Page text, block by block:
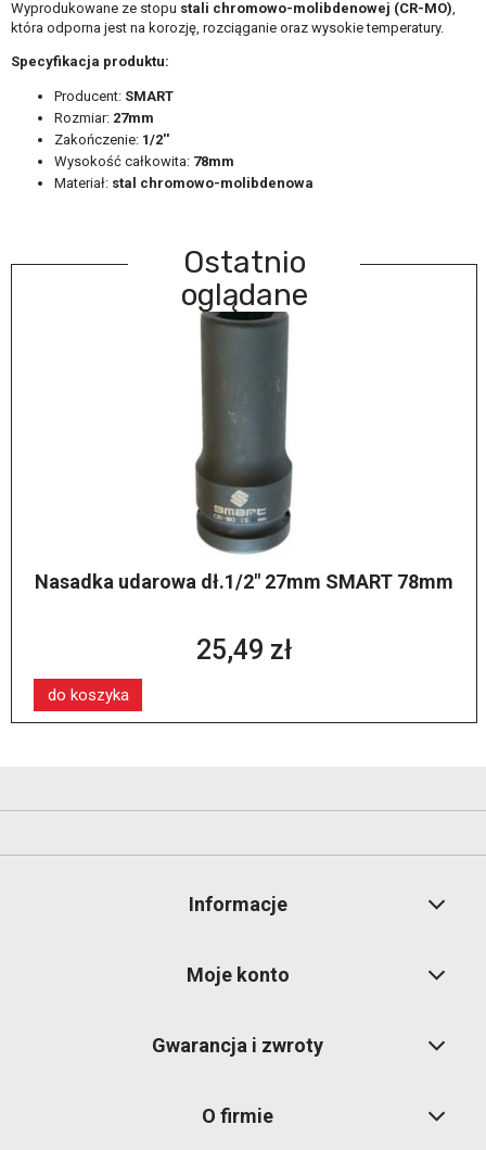
Wyprodukowane ze stopu stali chromowo-molibdenowej (CR-MO)
która odporna jest na korozję, rozciąganie oraz wysokie temperatury.
Specyfikacja produktu:
Producent: SMART
Rozmiar: 27mm
Zakończenie: 1/2''
Wysokość całkowita: 78mm
Materiał: stal chromowo-molibdenowa
Ostatnio
oglądane
Nasadka udarowa dł.1/2" 27mm SMART 78mm
25,49 zł
do koszyka
Informacje
Moje konto
Gwarancja i zwroty
O firmie